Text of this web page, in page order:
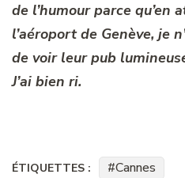
de l’humour parce qu’en
l’aéroport de Genève, je
de voir leur pub
J’ai bien ri.
ÉTIQUETTES : Cannes